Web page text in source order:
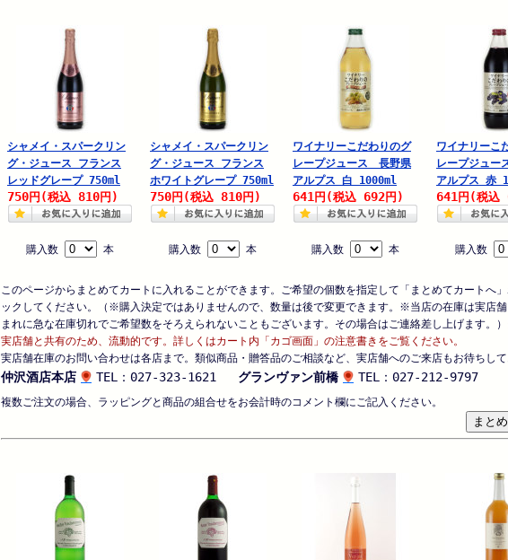
シャメイ・スパークリン
グ・ジュース フランス
レッドグレープ 750ml
750円 (税込 810円)
購入数 本
シャメイ・スパークリン
グ・ジュース フランス
ホワイトグレープ 750ml
750円 (税込 810円)
購入数 本
ワイナリーこだわりのグ
レープジュース 長野県
アルプス 白 1000ml
641 円 (税込 692円)
購入数 本
ワイナリーこ
レープジュ
アルプス 赤
641 円 (税込
購入数
このページからまとめてカートに入れることができます。ご希望の個数を指定して「まとめてカートへ
ックしてください。（※購入決定ではありませんので、数量は後で変更できます。※当店の在庫は実店舗
まれに急な在庫切れでご希望数をそろえられないこともございます。その場合はご連絡差し上げます。）
実店舗と共有のため、流動的です。詳しくはカート内「カゴ画面」の注意書きをご覧ください。
実店舗在庫のお問い合わせは各店まで。類似商品・贈答品のご相談など、実店舗へのご来店もお待ちして
仲沢酒店本店 TEL：027-323-1621 グランヴァン前橋 TEL：027-212-9797
複数ご注文の場合、ラッピングと商品の組合せをお会計時のコメント欄にご記入ください。